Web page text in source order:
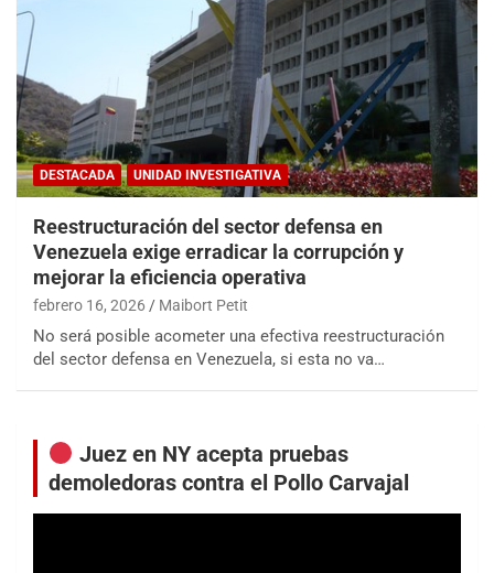
DESTACADA UNIDAD INVESTIGATIVA
Reestructuración del sector defensa en
Venezuela exige erradicar la corrupción y
mejorar la eficiencia operativa
febrero 16, 2026 Maibort Petit
No será posible acometer una efectiva reestructuración
del sector defensa en Venezuela, si esta no va…
Juez en NY acepta pruebas
demoledoras contra el Pollo Carvajal